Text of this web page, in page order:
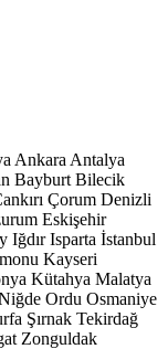
Ankara Antalya
Bayburt Bilecik
Çorum Denizli
Eskişehir
Iğdır Isparta İstanbul
Kayseri
Kütahya Malatya
Ordu Osmaniye
Şırnak Tekirdağ
Zonguldak